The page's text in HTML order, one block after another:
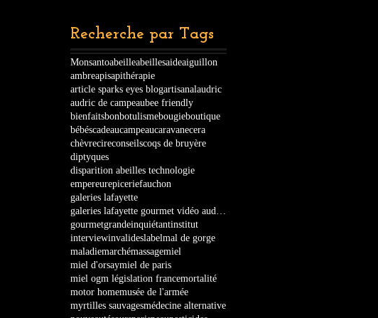
Recherche par Tags
Monsantoabeilleabeillesaideaiguillon
ambreapisapithérapie
article sparks eyes blogartisanalaudric
audric de campeaubee friendly
bienfaitsbonbotulismebougieboutique
bébéscadeaucampeaucaravanecera
chèvrecireconseilscoqs de bruyère
diptyques
disparition abeilles technologie
empereurepiceriefauchon
galeries lafayette
gourmetgrandeinquiétantinstitut
interviewinvalideslabelmal de gorge
maladiemarchémassagemiel
miel d'orsaymiel de paris
miel ogm législation francemortalité
motor homemusée de l'armée
myrtilles sauvagesmédecine alternative